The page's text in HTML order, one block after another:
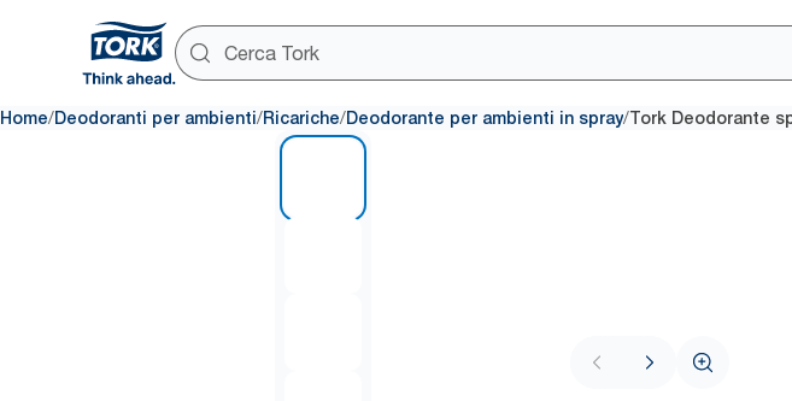
Home/Deodoranti per ambienti/Ricariche/Deodorante per ambienti in spray/Tork Deodorante